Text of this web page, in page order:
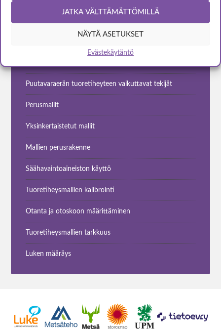
JATKA VÄLTTÄMÄTTÖMILLÄ
NÄYTÄ ASETUKSET
Evästekäytäntö
Puutavaraerän tuoretiheyteen vaikuttavat tekijät
Perusmallit
Yksinkertaistetut mallit
Mallien perusrakenne
Säähavaintoaineiston käyttö
Tuoretiheysmallien kalibrointi
Otanta ja otoskoon määrittäminen
Tuoretiheysmallien tarkkuus
Luken määräys